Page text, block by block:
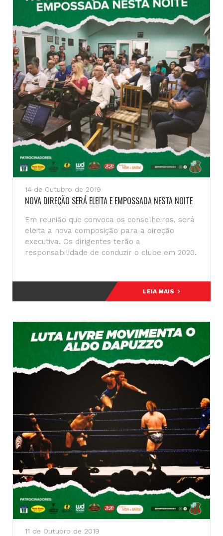
14 de Outubro de 2019
NOVA DIREÇÃO SERÁ ELEITA E EMPOSSADA NESTA NOITE
Em reunião que convoca os conselheiros, será
eleita a nova composição para a direção
executiva. Os dirigentes terão a
responsabilidade de conduzir o clube em 2020.
LEIA MAIS
11 de Outubro de 2019